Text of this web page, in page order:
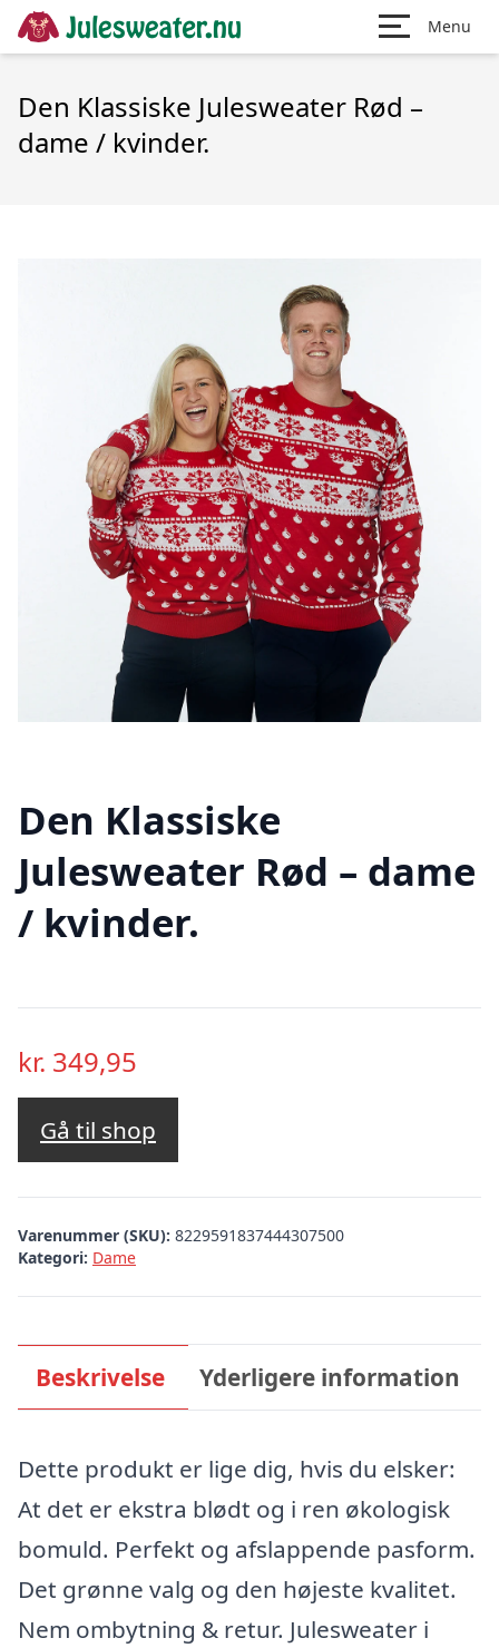
Menu
Den Klassiske Julesweater Rød –
dame / kvinder.
Den Klassiske
Julesweater Rød – dame
/ kvinder.
kr. 349,95
Gå til shop
Varenummer (SKU): 8229591837444307500
Kategori: Dame
Beskrivelse Yderligere information
Dette produkt er lige dig, hvis du elsker:
At det er ekstra blødt og i ren økologisk
bomuld. Perfekt og afslappende pasform.
Det grønne valg og den højeste kvalitet.
Nem ombytning & retur. Julesweater i